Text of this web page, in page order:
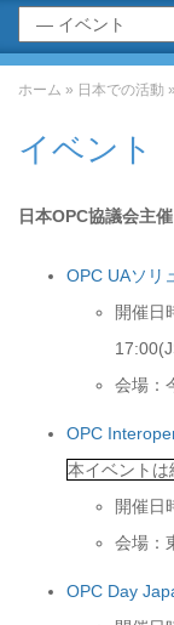
ホーム » 日本での活動 »
イベント
日本OPC協議会主催
OPC UAソリ
開催日
会場：
OPC
本イベントは
開催
会場：
OPC Day